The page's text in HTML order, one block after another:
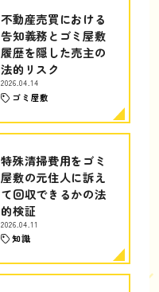
不動産売買における
告知義務とゴミ屋敷
履歴を隠した売主の
法的リスク
2026.04.14
ゴミ屋敷
特殊清掃費用をゴミ
屋敷の元住人に訴え
て回収できるかの法
的検証
2026.04.11
知識